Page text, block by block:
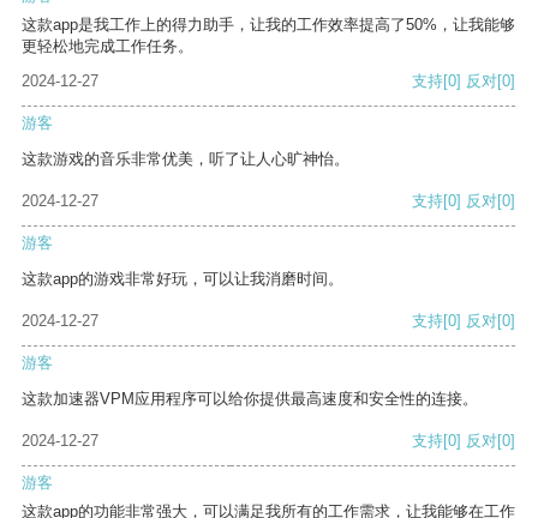
这款app是我工作上的得力助手，让我的工作效率提高了50%，让我能够
更轻松地完成工作任务。
2024-12-27
支持[0] 反对[0]
游客
这款游戏的音乐非常优美，听了让人心旷神怡。
2024-12-27 支持[0] 反对[0]
游客
这款app的游戏非常好玩，可以让我消磨时间。
2024-12-27 支持[0] 反对[0]
游客
这款加速器VPM应用程序可以给你提供最高速度和安全性的连接。
2024-12-27 支持[0] 反对[0]
游客
这款app的功能非常强大，可以满足我所有的工作需求，让我能够在工作